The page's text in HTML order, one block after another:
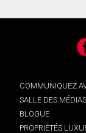
COMMUNIQUEZ
SALLE DES MÉDIAS
BLOGUE
PROPRIÉTÉS